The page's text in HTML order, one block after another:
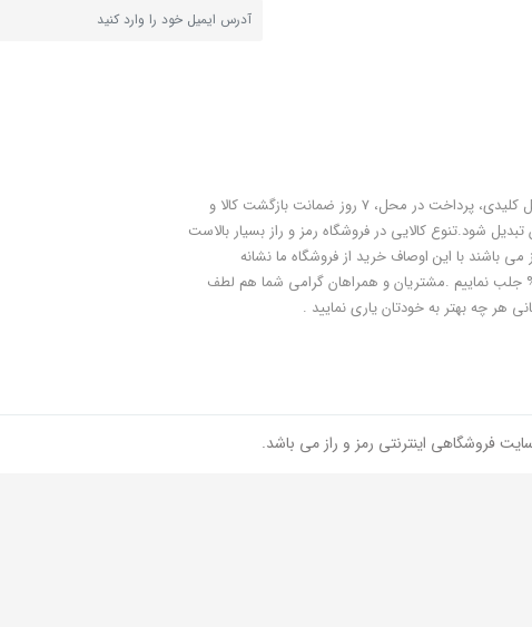
فروشگاه رمز و راز به عنوان یکی از قدیمی‌ترین فروشگاه های اینترنتی با بیش از یک دهه تجربه، با پایبندی به سه اصل کلیدی، پرداخت در محل، 7 روز ضمانت بازگشت کالا و
شود.تنوع کالایی در فروشگاه رمز و راز بسیار بالاست
باشند با این اوصاف خرید از فروشگاه ما نشانه
شماست و مطمئنا ما هم به پاس درایت و هوشمندی شما سعی خواهیم کرد رضایت شما را به صورت 100% جلب نماییم .مشتریان و همراهان گرامی شما هم لطف
هر چه بهتر به خودتان یاری نمایید .
فروشگاهی اینترنتی رمز و راز می باشد.